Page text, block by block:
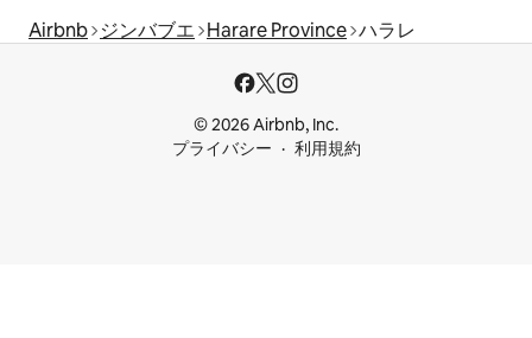
Airbnb ジンバブエ Harare Province ハラレ
© 2026 Airbnb, Inc.
プライバシー
利用規約